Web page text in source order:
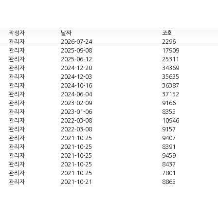
작성자 날짜
조회
관리자
2026-07-24
2296
관리자
2025-09-08
17909
관리자
2025-06-12
25311
관리자
2024-12-20
34369
관리자
2024-12-03
35635
관리자
2024-10-16
36387
관리자
2024-06-04
37152
관리자
2023-02-09
9166
관리자
2023-01-06
8355
관리자
2022-03-08
10946
관리자
2022-03-08
9157
관리자
2021-10-25
9407
관리자
2021-10-25
8391
관리자
2021-10-25
9459
관리자
2021-10-25
8437
관리자
2021-10-25
7801
관리자
2021-10-21 8865